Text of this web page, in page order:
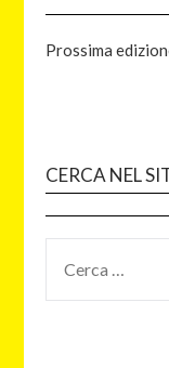
Prossima
CERCA NEL